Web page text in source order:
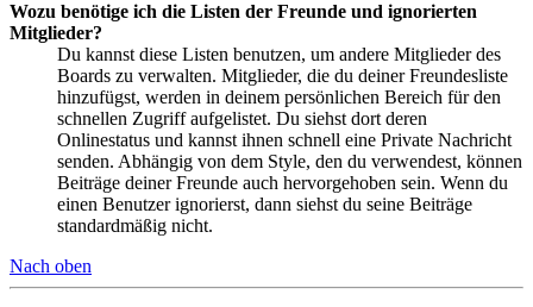
Wozu benötige ich die Listen der Freunde und ignorierten
Mitglieder?
Du kannst diese Listen benutzen, um andere Mitglieder des
Boards zu verwalten. Mitglieder, die du deiner Freundesliste
hinzufügst, werden in deinem persönlichen Bereich für den
schnellen Zugriff aufgelistet. Du siehst dort deren
Onlinestatus und kannst ihnen schnell eine Private Nachricht
senden. Abhängig von dem Style, den du verwendest, können
Beiträge deiner Freunde auch hervorgehoben sein. Wenn du
einen Benutzer ignorierst, dann siehst du seine Beiträge
standardmäßig nicht.
Nach oben